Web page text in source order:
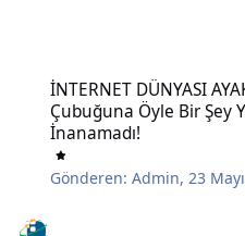
İNTERNET DÜNYASI
Çubuğuna Öyle Bir Şey
İnanamadı!
Gönderen:Admin,23